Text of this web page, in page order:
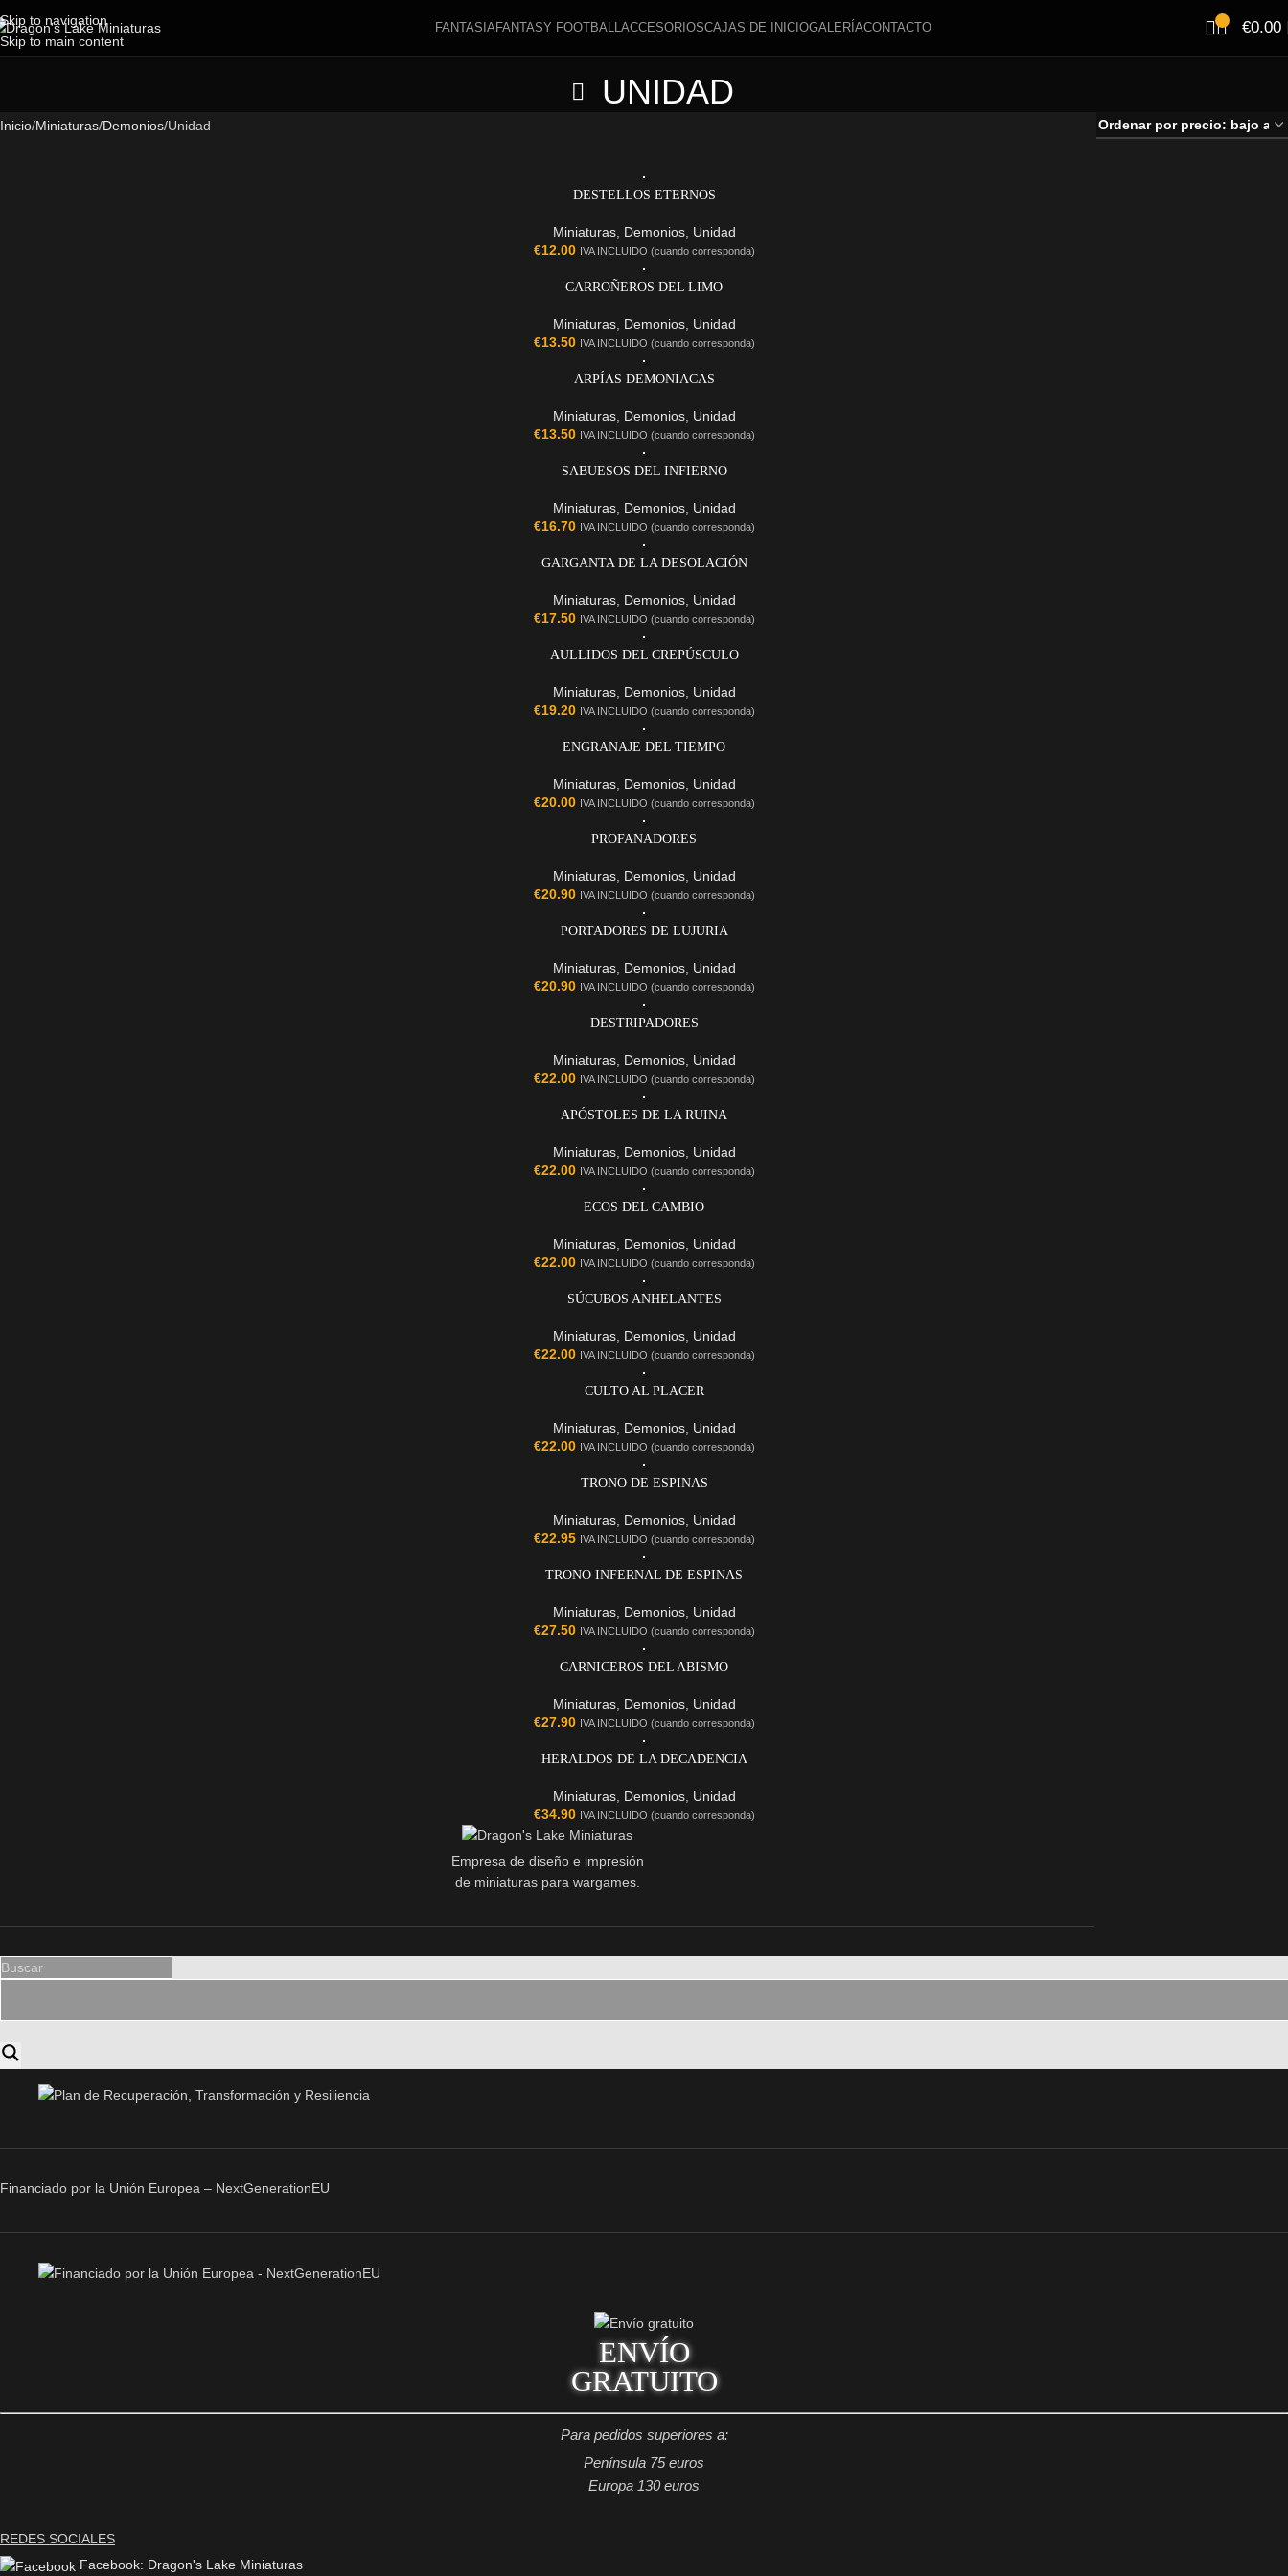
Skip to navigation
Skip to main content
FANTASIAFANTASY FOOTBALLACCESORIOSCAJAS DE INICIOGALERÍACONTACTO €0.00
UNIDAD
Inicio Miniaturas Demonios Unidad
DESTELLOS ETERNOS
Miniaturas, Demonios, Unidad
€12.00 IVA INCLUIDO (cuando corresponda)
CARROÑEROS DEL LIMO
Miniaturas, Demonios, Unidad
€13.50 IVA INCLUIDO (cuando corresponda)
ARPÍAS DEMONIACAS
Miniaturas, Demonios, Unidad
€13.50 IVA INCLUIDO (cuando corresponda)
SABUESOS DEL INFIERNO
Miniaturas, Demonios, Unidad
€16.70 IVA INCLUIDO (cuando corresponda)
GARGANTA DE LA DESOLACIÓN
Miniaturas, Demonios, Unidad
€17.50 IVA INCLUIDO (cuando corresponda)
AULLIDOS DEL CREPÚSCULO
Miniaturas, Demonios, Unidad
€19.20 IVA INCLUIDO (cuando corresponda)
ENGRANAJE DEL TIEMPO
Miniaturas, Demonios, Unidad
€20.00 IVA INCLUIDO (cuando corresponda)
PROFANADORES
Miniaturas, Demonios, Unidad
€20.90 IVA INCLUIDO (cuando corresponda)
PORTADORES DE LUJURIA
Miniaturas, Demonios, Unidad
€20.90 IVA INCLUIDO (cuando corresponda)
DESTRIPADORES
Miniaturas, Demonios, Unidad
€22.00 IVA INCLUIDO (cuando corresponda)
APÓSTOLES DE LA RUINA
Miniaturas, Demonios, Unidad
€22.00 IVA INCLUIDO (cuando corresponda)
ECOS DEL CAMBIO
Miniaturas, Demonios, Unidad
€22.00 IVA INCLUIDO (cuando corresponda)
SÚCUBOS ANHELANTES
Miniaturas, Demonios, Unidad
€22.00 IVA INCLUIDO (cuando corresponda)
CULTO AL PLACER
Miniaturas, Demonios, Unidad
€22.00 IVA INCLUIDO (cuando corresponda)
TRONO DE ESPINAS
Miniaturas, Demonios, Unidad
€22.95 IVA INCLUIDO (cuando corresponda)
TRONO INFERNAL DE ESPINAS
Miniaturas, Demonios, Unidad
€27.50 IVA INCLUIDO (cuando corresponda)
CARNICEROS DEL ABISMO
Miniaturas, Demonios, Unidad
€27.90 IVA INCLUIDO (cuando corresponda)
HERALDOS DE LA DECADENCIA
Miniaturas, Demonios, Unidad
€34.90 IVA INCLUIDO (cuando corresponda)
Empresa de diseño e impresión
de miniaturas para wargames.
Financiado por la Unión Europea – NextGenerationEU
ENVÍO
GRATUITO
Para pedidos superiores a:
Península 75 euros
Europa 130 euros
REDES SOCIALES
Facebook: Dragon's Lake Miniaturas